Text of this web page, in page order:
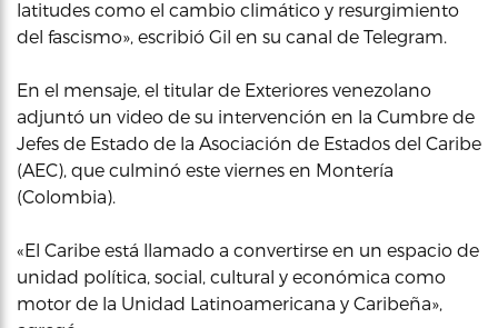
latitudes como el cambio climático y resurgimiento
del fascismo», escribió Gil en su canal de Telegram.
En el mensaje, el titular de Exteriores venezolano
adjuntó un video de su intervención en la Cumbre de
Jefes de Estado de la Asociación de Estados del Caribe
(AEC), que culminó este viernes en Montería
(Colombia).
«El Caribe está llamado a convertirse en un espacio de
unidad política, social, cultural y económica como
motor de la Unidad Latinoamericana y Caribeña»,